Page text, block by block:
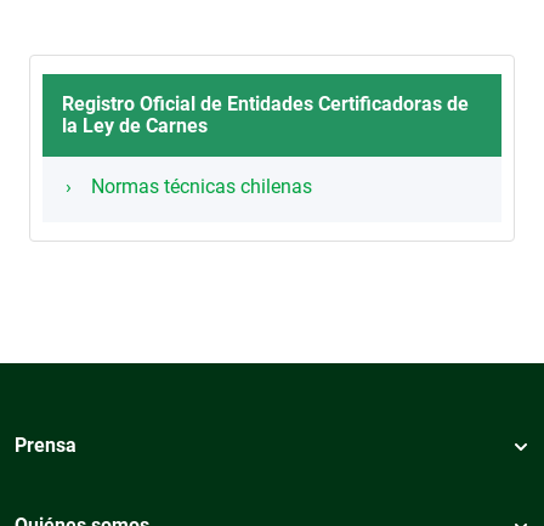
Registro Oficial de Entidades Certificadoras de
la Ley de Carnes
Normas técnicas chilenas
Prensa